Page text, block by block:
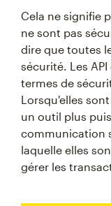
Cela ne signifie
ne sont pas
dire que toutes
sécurité. Les
termes de
Lorsqu'elles
un outil plus
communication
laquelle elles
gérer les